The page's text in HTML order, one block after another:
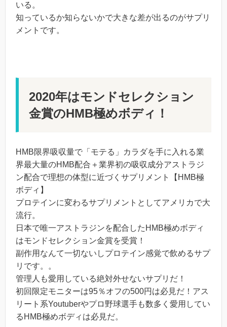
いる。
知っているか知らないかで大きな差が出るのがサプリ
メントです。
2020年はモンドセレクション
金賞のHMB極めボディ！
HMB限界吸収量で「モテる」カラダを手に入れる業
界最大量のHMB配合＋業界初の吸収成分アストラジ
ン配合で理想の体型に近づくサプリメント【HMB極
ボディ】
プロテインに変わるサプリメントとしてアメリカで大
流行。
日本で唯一アストラジンを配合したHMB極めボディ
はモンドセレクション金賞を受賞！
副作用なんて一切ないしプロテイン感覚で飲めるサプ
リです。。
管理人も愛用している絶対外せないサプリだ！
初回限定モニターは95％オフの500円は必見だ！アス
リート系Youtuberやプロ野球選手も数多く愛用してい
るHMB極めボディは必見だ。